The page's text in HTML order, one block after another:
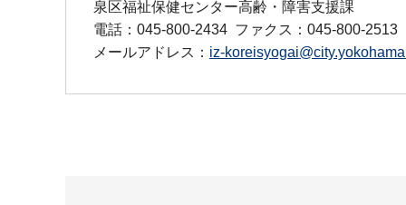
泉区福祉保健センター高齢・障害支援課
電話：045-800-2434 ファクス：045-800-2513
メールアドレス： iz-